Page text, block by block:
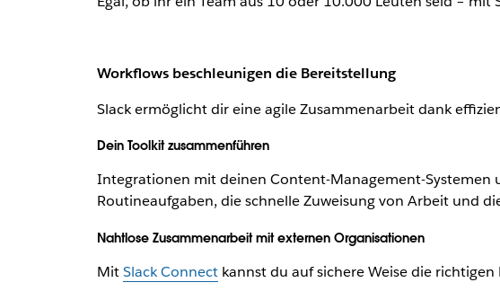
Workflows beschleunigen die Bereitstellung
Slack ermöglicht dir eine agile Zusammenarbeit dank
Dein Toolkit zusammenführen
Integrationen mit deinen Content-Management-
Routineaufgaben, die schnelle Zuweisung von Arbeit und
Nahtlose Zusammenarbeit mit externen Organisationen
MitSlack Connectkannst du auf sichere Weise die